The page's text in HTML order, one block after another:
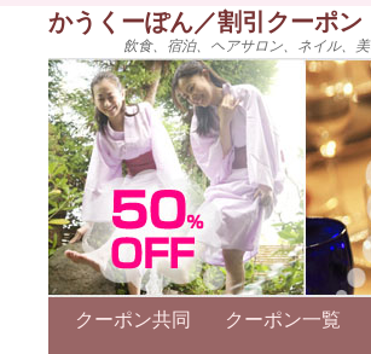
かうくーぽん／割引クーポ
飲食、宿泊、ヘアサロン、ネイル、
クーポン共同 クーポン一覧